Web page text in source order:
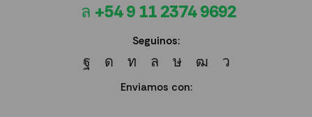
+54 9 11 2374 9692
Seguinos:
Enviamos con: